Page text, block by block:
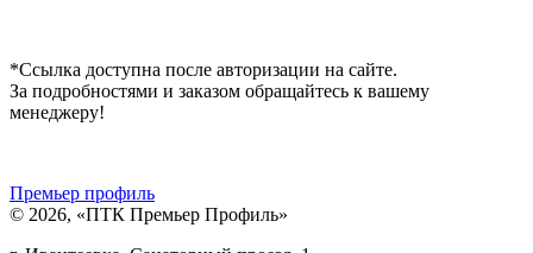
*Ссылка доступна после авторизации на сайте.
За подробностями и заказом обращайтесь к вашему
менеджеру!
Премьер профиль
© 2026, «ПТК Премьер Профиль»